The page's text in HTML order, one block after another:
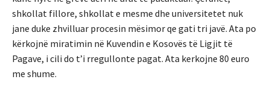
shkollat fillore, shkollat e mesme dhe universitetet nuk
jane duke zhvilluar procesin mësimor qe gati tri javë. Ata po
kërkojnë miratimin në Kuvendin e Kosovës të Ligjit të
Pagave, i cili do t’i rregullonte pagat. Ata kerkojne 80 euro
me shume.